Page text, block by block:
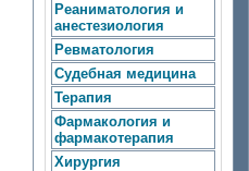
Реаниматология и
анестезиология
Ревматология
Судебная медицина
Терапия
Фармакология и
фармакотерапия
Хирургия